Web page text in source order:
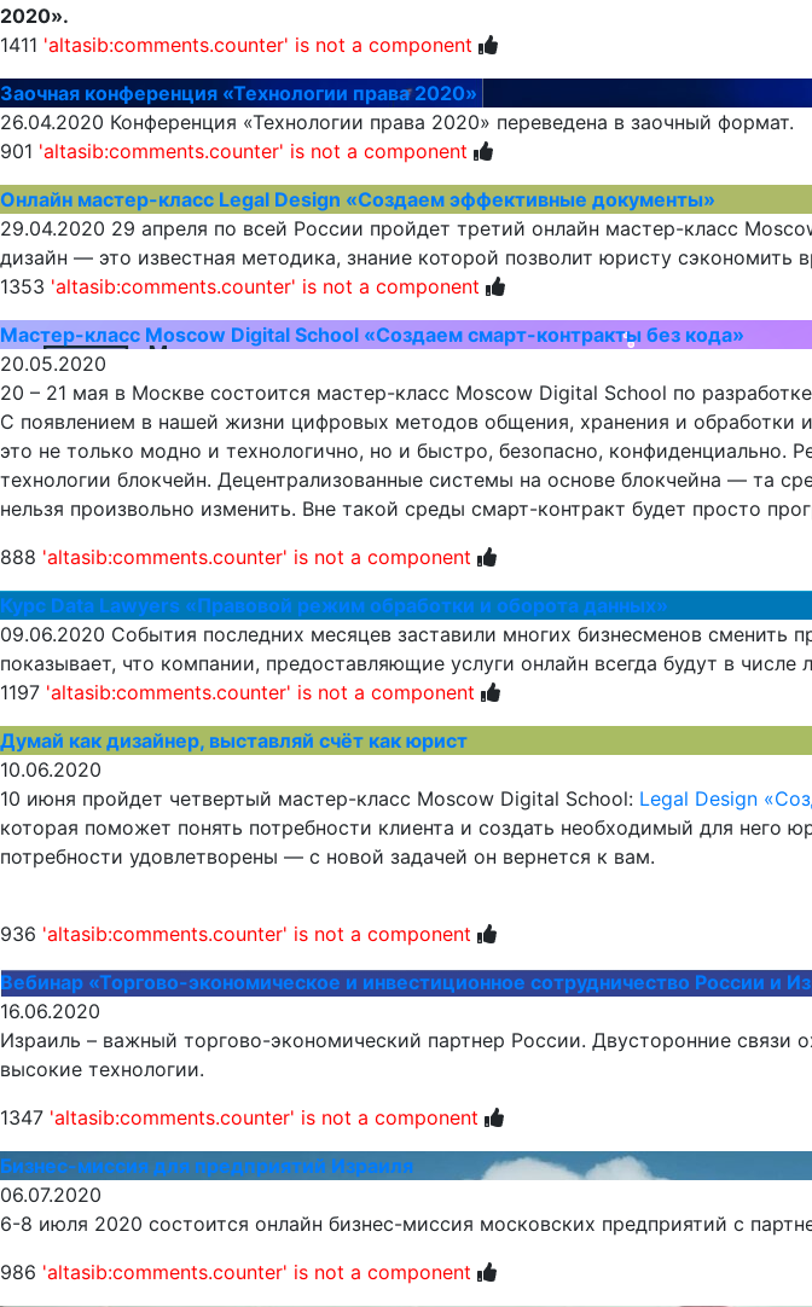
2020».
1411 'altasib:comments.counter' is not a component
Заочная конференция «Технологии права 2020»
26.04.2020 Конференция «Технологии права 2020» переведена в заочный формат.
901 'altasib:comments.counter' is not a component
Онлайн мастер-класс Legal Design «Создаем эффективные документы»
29.04.2020 29 апреля по всей России пройдет третий онлайн мастер-класс
дизайн — это известная методика, знание которой позволит юристу сэкономить
1353 'altasib:comments.counter' is not a component
Мастер-класс Moscow Digital School «Создаем смарт-контракты без кода»
20.05.2020
20 – 21 мая в Москве состоится мастер-класс Moscow Digital School по
С появлением в нашей жизни цифровых методов общения, хранения и
это не только модно и технологично, но и быстро, безопасно, конфиденциально.
технологии блокчейн. Децентрализованные системы на основе блокчейна — та
нельзя произвольно изменить. Вне такой среды смарт-контракт будет просто
888 'altasib:comments.counter' is not a component
Курс Data Lawyers «Правовой режим обработки и оборота данных»
09.06.2020 События последних месяцев заставили многих бизнесменов сменить
показывает, что компании, предоставляющие услуги онлайн всегда будут в числе
1197 'altasib:comments.counter' is not a component
Думай как дизайнер, выставляй счёт как юрист
10.06.2020
10 июня пройдет четвертый мастер-класс Moscow Digital School: Legal Design
которая поможет понять потребности клиента и создать необходимый для него
потребности удовлетворены — с новой задачей он вернется к вам.
936 'altasib:comments.counter' is not a component
Вебинар «Торгово-экономическое и инвестиционное сотрудничество России и
16.06.2020
Израиль – важный торгово-экономический партнер России. Двусторонние
высокие технологии.
1347 'altasib:comments.counter' is not a component
Бизнес-миссия для предприятий Израиля
06.07.2020
6-8 июля 2020 состоится онлайн бизнес-миссия московских предприятий с
986 'altasib:comments.counter' is not a component